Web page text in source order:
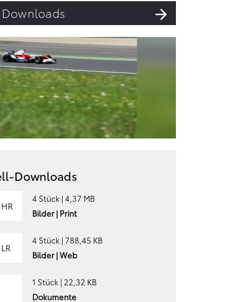
Downloads
HR
4 Stück | 4,37 MB
Bilder | Print
LR
4 Stück | 788,45 KB
Bilder | Web
1 Stück | 22,32 KB
Dokumente